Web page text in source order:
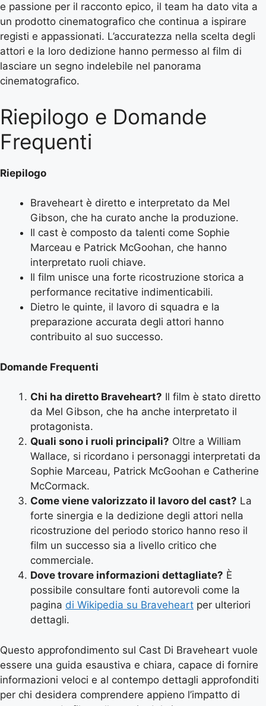
e passione per il racconto epico, il team ha dato vita a
un prodotto cinematografico che continua a ispirare
registi e appassionati. L’accuratezza nella scelta degli
attori e la loro dedizione hanno permesso al film di
lasciare un segno indelebile nel panorama
cinematografico.
Riepilogo e Domande
Frequenti
Riepilogo
Braveheart è diretto e interpretato da Mel
Gibson, che ha curato anche la produzione.
Il cast è composto da talenti come Sophie
Marceau e Patrick McGoohan, che hanno
interpretato ruoli chiave.
Il film unisce una forte ricostruzione storica a
performance recitative indimenticabili.
Dietro le quinte, il lavoro di squadra e la
preparazione accurata degli attori hanno
contribuito al suo successo.
Domande Frequenti
Chi ha diretto Braveheart? Il film è stato diretto
da Mel Gibson, che ha anche interpretato il
protagonista.
Quali sono i ruoli principali? Oltre a William
Wallace, si ricordano i personaggi interpretati da
Sophie Marceau, Patrick McGoohan e Catherine
McCormack.
Come viene valorizzato il lavoro del cast? La
forte sinergia e la dedizione degli attori nella
ricostruzione del periodo storico hanno reso il
film un successo sia a livello critico che
commerciale.
Dove trovare informazioni dettagliate? È
possibile consultare fonti autorevoli come la
pagina di Wikipedia su Braveheart per ulteriori
dettagli.
Questo approfondimento sul Cast Di Braveheart vuole
essere una guida esaustiva e chiara, capace di fornire
informazioni veloci e al contempo dettagli approfonditi
per chi desidera comprendere appieno l’impatto di